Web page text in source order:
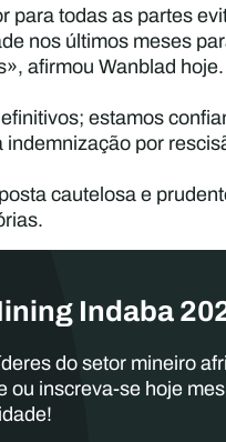
todas as partes
nos últimos meses
afirmou Wanblad hoje.
estamos
por
cautelosa e
Indaba
do setor mineiro
ou inscreva-se hoje